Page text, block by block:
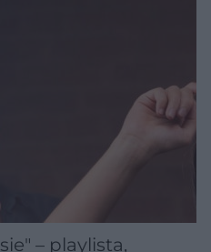
– playlista,